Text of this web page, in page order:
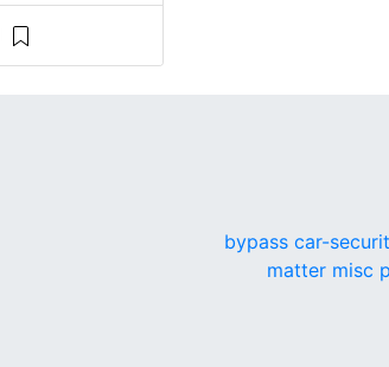
bypass car-
matter misc